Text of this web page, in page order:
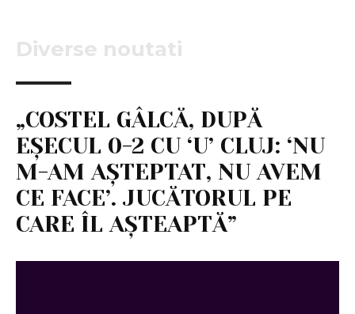
Diverse noutati
„COSTEL GÂLCĂ, DUPĂ
EŞECUL 0-2 CU ‘U’ CLUJ: ‘NU
M-AM AŞTEPTAT, NU AVEM
CE FACE’. JUCĂTORUL PE
CARE ÎL AŞTEAPTĂ”